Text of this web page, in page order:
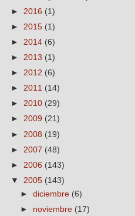
► 2016 (1)
► 2015 (1)
► 2014 (6)
► 2013 (1)
► 2012 (6)
► 2011 (14)
► 2010 (29)
► 2009 (21)
► 2008 (19)
► 2007 (48)
► 2006 (143)
▼ 2005 (143)
►diciembre (6)
► noviembre (17)